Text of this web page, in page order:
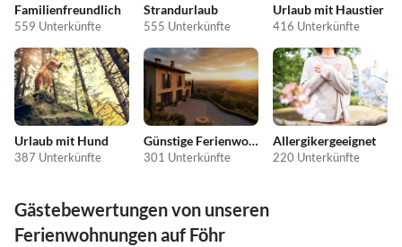
Familienfreundlich
559 Unterkünfte
Strandurlaub
555 Unterkünfte
Urlaub mit Haustier
416 Unterkünfte
Urlaub mit Hund
387 Unterkünfte
Günstige Ferienwohnungen
301 Unterkünfte
Allergikergeeignet
220 Unterkünfte
Gästebewertungen von unseren
Ferienwohnungen auf Föhr